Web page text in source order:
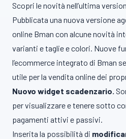
Scopri le novità nell’ultima
Pubblicata una nuova versione
online Bman con alcune novità
varianti e taglie e colori. Nuove
l’ecommerce integrato di Bman
utile per la vendita online dei
Nuovo widget scadenzario.
per visualizzare e tenere sotto
pagamenti attivi e passivi.
Inserita la possibilità di